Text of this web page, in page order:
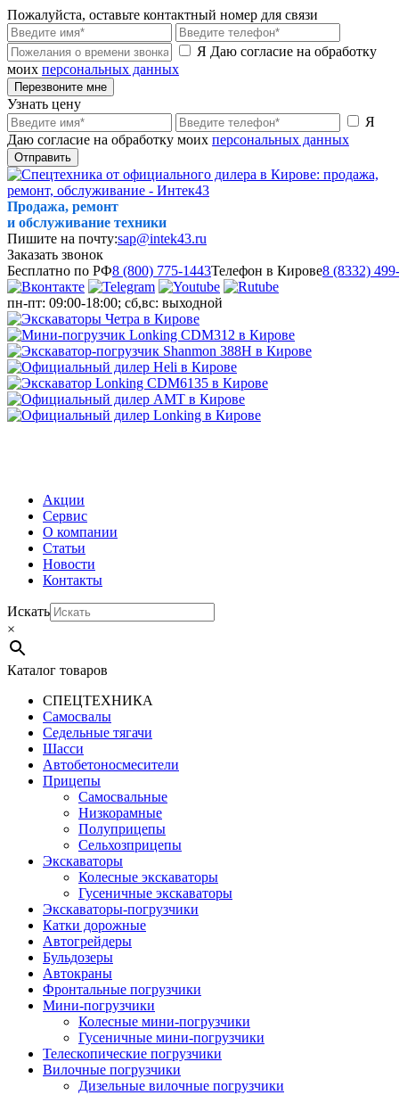
Пожалуйста, оставьте контактный номер для связи
Я Даю согласие на обработку
моих персональных данных
Перезвоните мне
Узнать цену
Я
Даю согласие на обработку моих персональных данных
Отправить
Продажа, ремонт
и обслуживание техники
Пишите на почту:sap@intek43.ru
Заказать звонок
Бесплатно по РФ8 (800) 775-1443Телефон в Кирове8 (8332)
пн-пт: 09:00-18:00; сб,вс: выходной
Акции
Сервис
О компании
Статьи
Новости
Контакты
Искать
×
Каталог товаров
СПЕЦТЕХНИКА
Самосвалы
Седельные тягачи
Шасси
Автобетоно­смесители
Прицепы
Самосвальные
Низкорамные
Полуприцепы
Сельхозприцепы
Экскаваторы
Колесные экскаваторы
Гусеничные экскаваторы
Экскаваторы-погрузчики
Катки дорожные
Автогрейдеры
Бульдозеры
Автокраны
Фронтальные погрузчики
Мини-погрузчики
Колесные мини-погрузчики
Гусеничные мини-погрузчики
Телескопические погрузчики
Вилочные погрузчики
Дизельные вилочные погрузчики